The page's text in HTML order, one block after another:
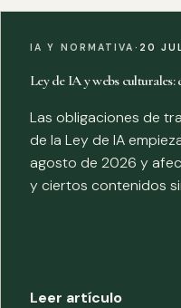
IA Y NORMATIVA · 20
Ley de IA y webs culturales:
Las obligaciones de
de la Ley de IA
agosto de 2026 y
y ciertos contenidos
Leer artículo